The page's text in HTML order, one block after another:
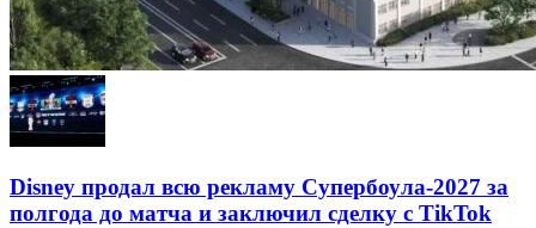
Disney продал всю рекламу Супербоула-2027 за
полгода до матча и заключил сделку с TikTok